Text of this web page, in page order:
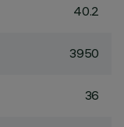
40.2
3950
36